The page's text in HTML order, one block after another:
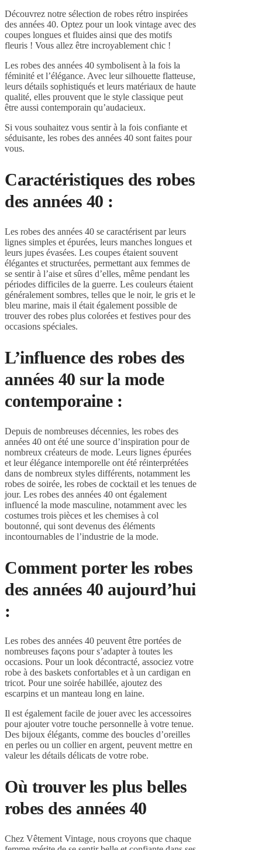
Découvrez notre sélection de robes rétro inspirées
des années 40. Optez pour un look vintage avec des
coupes longues et fluides ainsi que des motifs
fleuris ! Vous allez être incroyablement chic !
Les robes des années 40 symbolisent à la fois la
féminité et l’élégance. Avec leur silhouette flatteuse,
leurs détails sophistiqués et leurs matériaux de haute
qualité, elles prouvent que le style classique peut
être aussi contemporain qu’audacieux.
Si vous souhaitez vous sentir à la fois confiante et
séduisante, les robes des années 40 sont faites pour
vous.
Caractéristiques des robes
des années 40 :
Les robes des années 40 se caractérisent par leurs
lignes simples et épurées, leurs manches longues et
leurs jupes évasées. Les coupes étaient souvent
élégantes et structurées, permettant aux femmes de
se sentir à l’aise et sûres d’elles, même pendant les
périodes difficiles de la guerre. Les couleurs étaient
généralement sombres, telles que le noir, le gris et le
bleu marine, mais il était également possible de
trouver des robes plus colorées et festives pour des
occasions spéciales.
L’influence des robes des
années 40 sur la mode
contemporaine :
Depuis de nombreuses décennies, les robes des
années 40 ont été une source d’inspiration pour de
nombreux créateurs de mode. Leurs lignes épurées
et leur élégance intemporelle ont été réinterprétées
dans de nombreux styles différents, notamment les
robes de soirée, les robes de cocktail et les tenues de
jour. Les robes des années 40 ont également
influencé la mode masculine, notamment avec les
costumes trois pièces et les chemises à col
boutonné, qui sont devenus des éléments
incontournables de l’industrie de la mode.
Comment porter les robes
des années 40 aujourd’hui
:
Les robes des années 40 peuvent être portées de
nombreuses façons pour s’adapter à toutes les
occasions. Pour un look décontracté, associez votre
robe à des baskets confortables et à un cardigan en
tricot. Pour une soirée habillée, ajoutez des
escarpins et un manteau long en laine.
Il est également facile de jouer avec les accessoires
pour ajouter votre touche personnelle à votre tenue.
Des bijoux élégants, comme des boucles d’oreilles
en perles ou un collier en argent, peuvent mettre en
valeur les détails délicats de votre robe.
Où trouver les plus belles
robes des années 40
Chez Vêtement Vintage, nous croyons que chaque